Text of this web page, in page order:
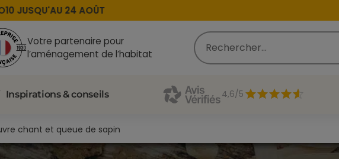
JUSQU'AU 24 AOÛT
Votre partenaire pour
l’aménagement de l’habitat
Inspirations & conseils 4,6/5
chant et queue de sapin